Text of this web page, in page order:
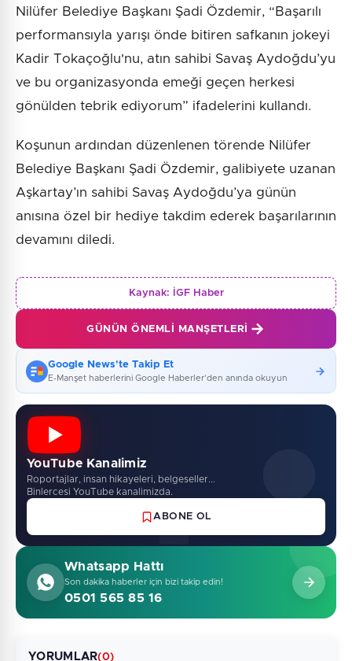
Nilüfer Belediye Başkanı Şadi Özdemir, “Başarılı
performansıyla yarışı önde bitiren safkanın jokeyi
Kadir Tokaçoğlu'nu, atın sahibi Savaş Aydoğdu’yu
ve bu organizasyonda emeği geçen herkesi
gönülden tebrik ediyorum” ifadelerini kullandı.
Koşunun ardından düzenlenen törende Nilüfer
Belediye Başkanı Şadi Özdemir, galibiyete uzanan
Aşkartay’ın sahibi Savaş Aydoğdu’ya günün
anısına özel bir hediye takdim ederek başarılarının
devamını diledi.
Kaynak: İGF Haber
GÜNÜN ÖNEMLI MANŞETLERI
Google News'te Takip Et
E-Manşet haberlerini Google Haberler'den anında okuyun
YouTube Kanalimiz
Roportajlar, insan hikayeleri, belgeseller...
Binlercesi YouTube kanalimizda.
ABONE OL
Whatsapp Hattı
Son dakika haberler için bizi takip edin!
0501 565 85 16
YORUMLAR(0)